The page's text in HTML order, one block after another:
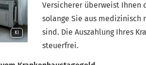
KI
Versicherer überweist Ihnen
solange Sie aus
sind. Die Auszahlung Ihres
steuerfrei.